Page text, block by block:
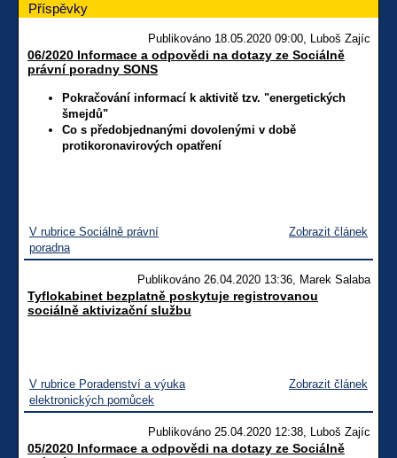
Příspěvky
Publikováno 18.05.2020 09:00, Luboš Zajíc
06/2020 Informace a odpovědi na dotazy ze Sociálně
právní poradny SONS
Pokračování informací k aktivitě tzv. "energetických
šmejdů"
Co s předobjednanými dovolenými v době
protikoronavirových opatření
V rubrice Sociálně právní
poradna
Zobrazit článek
Publikováno 26.04.2020 13:36, Marek Salaba
Tyflokabinet bezplatně poskytuje registrovanou
sociálně aktivizační službu
V rubrice Poradenství a výuka
elektronických pomůcek
Zobrazit článek
Publikováno 25.04.2020 12:38, Luboš Zajíc
05/2020 Informace a odpovědi na dotazy ze Sociálně